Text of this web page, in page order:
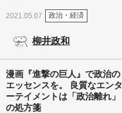
2021.05.07 政治・経済
柳井政和
漫画『進撃の巨人』で政治の
エッセンスを。 良質なエンタ
ーテイメントは「政治離れ」
の処方箋